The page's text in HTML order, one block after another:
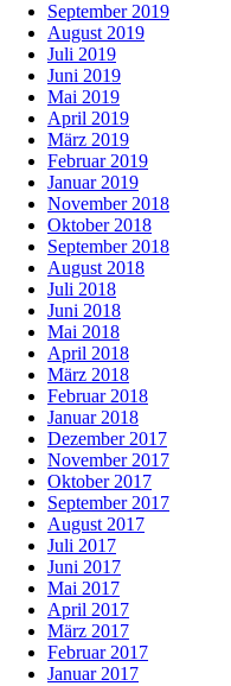
September 2019
August 2019
Juli 2019
Juni 2019
Mai 2019
April 2019
März 2019
Februar 2019
Januar 2019
November 2018
Oktober 2018
September 2018
August 2018
Juli 2018
Juni 2018
Mai 2018
April 2018
März 2018
Februar 2018
Januar 2018
Dezember 2017
November 2017
Oktober 2017
September 2017
August 2017
Juli 2017
Juni 2017
Mai 2017
April 2017
März 2017
Februar 2017
Januar 2017